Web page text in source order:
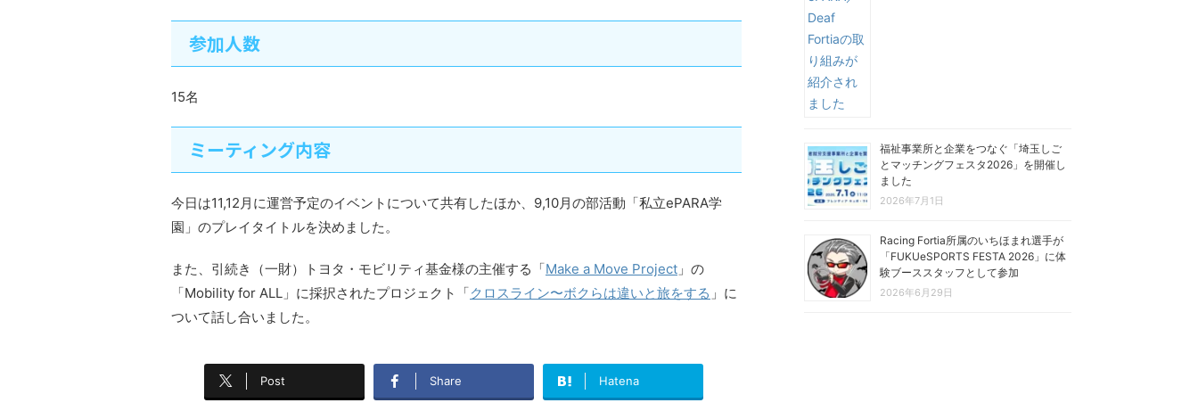
参加人数
15名
ミーティング内容
今日は11,12月に運営予定のイベントについて共有したほか、9,10月の部活動「私立ePARA学
園」のプレイタイトルを決めました。
また、引続き（一財）トヨタ・モビリティ基金様の主催する「Make a Move Project 」の
「Mobility for ALL」に採択されたプロジェクト「クロスライン〜ボクらは違いと旅をする 」に
ついて話し合いました。
Post Share Hatena
福祉事業所と企業をつなぐ「埼玉しご
とマッチングフェスタ2026」を開催し
ました
2026年7月1日
Racing Fortia所属のいちほまれ選手が
「FUKUeSPORTS FESTA 2026」に体
験ブーススタッフとして参加
2026年6月29日